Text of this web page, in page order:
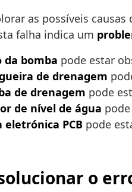
as possíveis
falha indica um
bomba pode estar
de drenagem
de drenagem pode
de nível de água
eletrónica PCB pode
o